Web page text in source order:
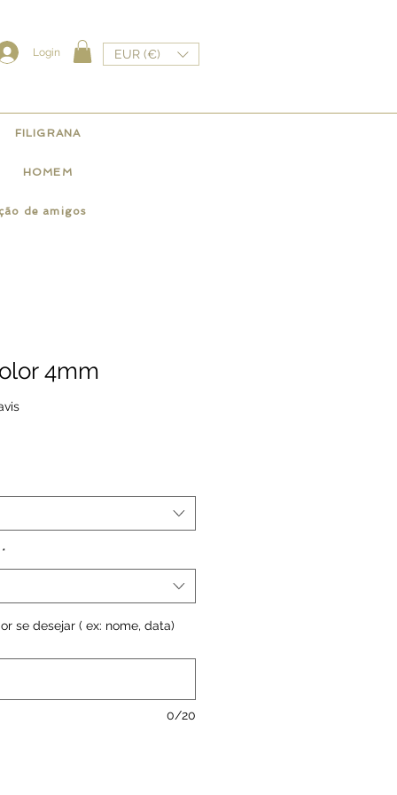
Login EUR (€)
FILIGRANA
HOMEM
de amigos
4mm
cinq étoiles selon 1 avis
*
se desejar ( ex: nome, data)
0/20